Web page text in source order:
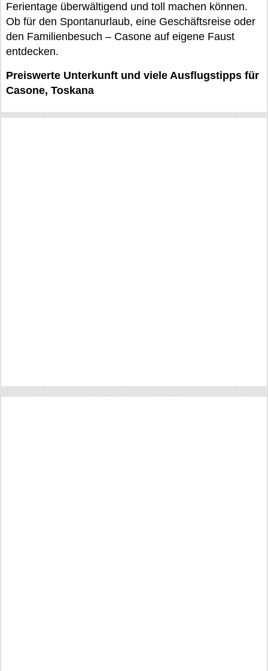
Ferientage überwältigend und toll machen können.
Ob für den Spontanurlaub, eine Geschäftsreise oder
den Familienbesuch – Casone auf eigene Faust
entdecken.
Preiswerte Unterkunft und viele Ausflugstipps für
Casone, Toskana